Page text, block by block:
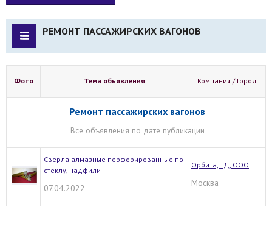
РЕМОНТ ПАССАЖИРСКИХ ВАГОНОВ
Фото Тема объявления Компания / Город
Ремонт пассажирских вагонов
Все объявления по дате публикации
Сверла алмазные перфорированные по
стеклу, надфили
07.04.2022
Орбита, ТД, ООО
Москва